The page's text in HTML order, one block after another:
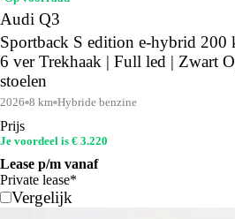
Audi Q3
Sportback S edition e-hybrid
6 ver Trekhaak | Full led | Zwart
stoelen
2026 8 km Hybride benzine
Prijs
Je voordeel is € 3.220
Lease p/m vanaf
Private lease*
Vergelijk